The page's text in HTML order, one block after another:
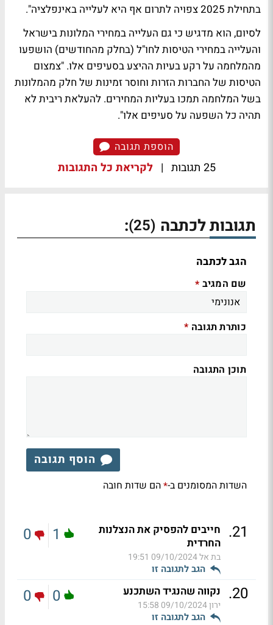
בתחילת 2025 צפויה לתרום אף היא לעלייה באינפלציה".
לסיום, הוא מדגיש כי גם העלייה במחירי המלונות בישראל
והעלייה במחירי הטיסות לחו"ל (בחלק מהחודשים) הושפעו
מהמלחמה על רקע בעיות ההיצע בסעיפים אלו. "צמצום
הטיסות של החברות הזרות וחוסר זמינות של חלק מהמלונות
בשל המלחמה תמכו בעליות המחירים. להעלאת ריבית לא
תהיה כל השפעה על סעיפים אלו".
הוספת תגובה
25 תגובות | לקריאת כל התגובות
תגובות לכתבה (25)
:
הגב לכתבה
שם המגיב *
כותרת תגובה *
תוכן התגובה
הוסף תגובה
השדות המסומנים ב-*הם שדות חובה
21
. חייבים להפסיק את הנצלנות
החרדית
בת אל09/10/2024 19:51
הגב לתגובה זו
1
0
20
. נקווה שהנגיד השתכנע
ירון09/10/2024 15:58
הגב לתגובה זו
0
0